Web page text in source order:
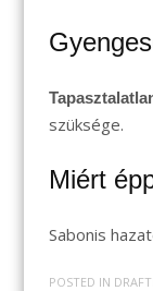
szüksége.
Miért
Sabonis
POSTED IN